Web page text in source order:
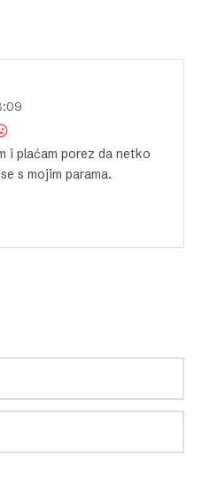
i plaćam porez da netko
s mojim parama.